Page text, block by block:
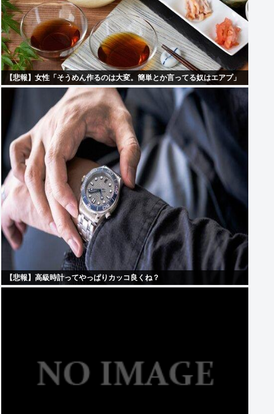
【悲報】女性「そうめん作るのは大変。簡単とか言ってる奴はエアプ」
【悲報】高級時計ってやっぱりカッコ良くね？